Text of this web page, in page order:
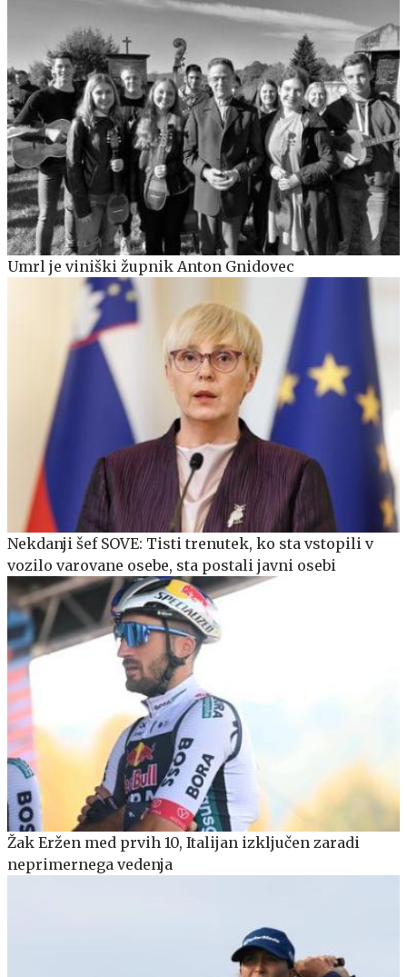
Umrl je viniški župnik Anton Gnidovec
Nekdanji šef SOVE: Tisti trenutek, ko sta vstopili v
vozilo varovane osebe, sta postali javni osebi
Žak Eržen med prvih 10, Italijan izključen zaradi
neprimernega vedenja